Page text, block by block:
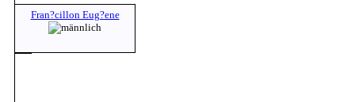
Fran?cillon Eug?ene